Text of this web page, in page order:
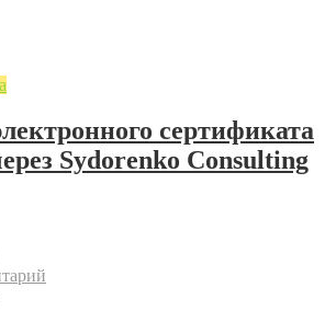
сертификата
Sydorenko Consulting